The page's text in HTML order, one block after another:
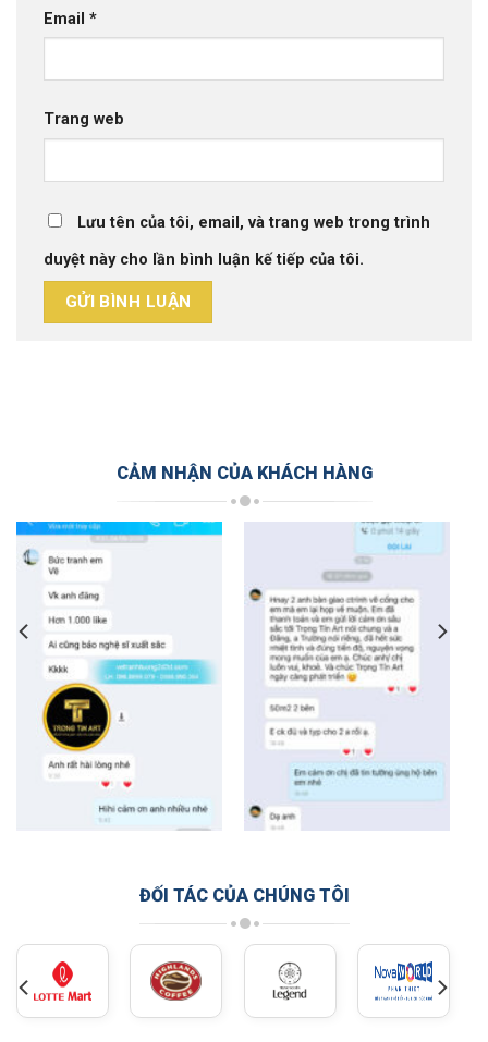
Email *
Trang web
Lưu tên của tôi, email, và trang web trong trình
duyệt này cho lần bình luận kế tiếp của tôi.
CẢM NHẬN CỦA KHÁCH HÀNG
ĐỐI TÁC CỦA CHÚNG TÔI